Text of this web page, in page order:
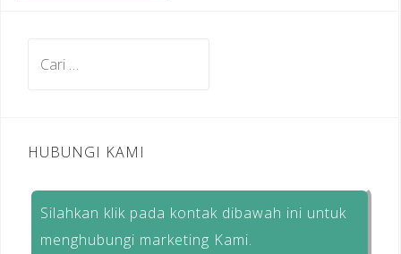
HUBUNGI KAMI
Silahkan klik pada kontak dibawah ini untuk
menghubungi marketing Kami.